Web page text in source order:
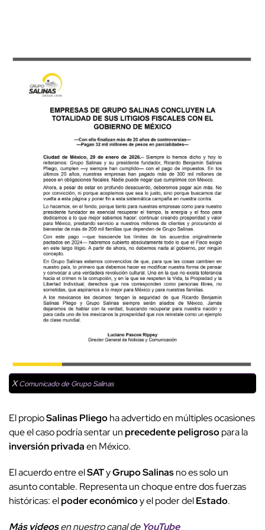
XComunicado de Grupo Salinas
El propioSalinas Pliegoha advertido en múltiples ocasiones
que el caso podría sentar unprecedente peligrosopara la
inversión privadaen México.
El acuerdo entre elSATyGrupo Salinasno es solo un
asunto contable. Representa un choque entre dos fuerzas
históricas: elpoder económicoy el poder delEstado.
Más videosen nuestro canal de YouTube